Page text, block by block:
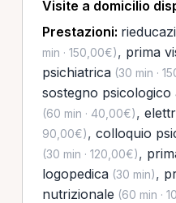
Visite a domicilio
Prestazioni:
min · 150,00€), prima
psichiatrica(30 min ·
sostegno psicologico
(60 min · 40,00€),
90,00€), colloquio
(30 min · 120,00€),
logopedica(30 min),
nutrizionale (60 min ·